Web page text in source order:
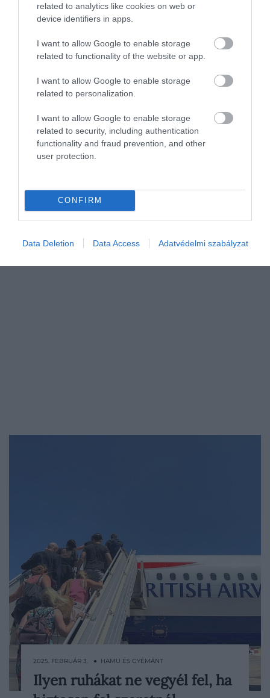
related to analytics like cookies on web or
device identifiers in apps.
I want to allow Google to enable storage
related to functionality of the website or app.
I want to allow Google to enable storage
related to personalization.
I want to allow Google to enable storage
related to security, including authentication
functionality and fraud prevention, and other
user protection.
CONFIRM
Data Deletion Data Access Adatvédelmi szabályzat
Japán harmadik legnagyobb települése
ad otthont áprilistól októberig az idei
világkiállításnak, amelyen 158 ország és
Emiatt a város új környezetvédelmi
szabályozásokat is bevezetett: egyebek
közt betiltották a dohányzást.
Oszakában most már
szabadtéren is tilos a
dohányzás
HAMU ÉS GYÉMÁNT
Az Egyesült Államok egyik légitársasága
2025. FEBRUÁR 3. ● HAMU ÉS GYÉMÁNT
Ilyen ruhákat ne vegyél fel, ha